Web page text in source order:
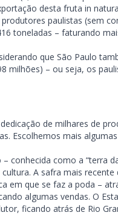
desta fruta in
paulistas (sem
toneladas – faturando
que São Paulo
milhões) – ou seja, os
de milhares de
Escolhemos mais
conhecida como a “terra
A safra mais recente
em que se faz a poda –
algumas vendas. O
ficando atrás de Rio